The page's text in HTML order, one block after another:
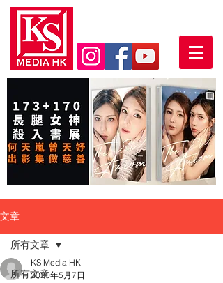
文章
所有文章
所有文章
KS Media HK
2020年5月7日